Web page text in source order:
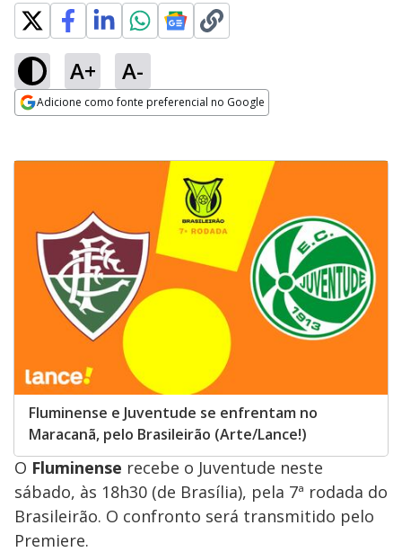
A+ A-
Adicione como fonte preferencial no Google
Fluminense e Juventude se enfrentam no
Maracanã, pelo Brasileirão (Arte/Lance!)
O Fluminense recebe o Juventude neste
sábado, às 18h30 (de Brasília), pela 7ª rodada do
Brasileirão. O confronto será transmitido pelo
Premiere.